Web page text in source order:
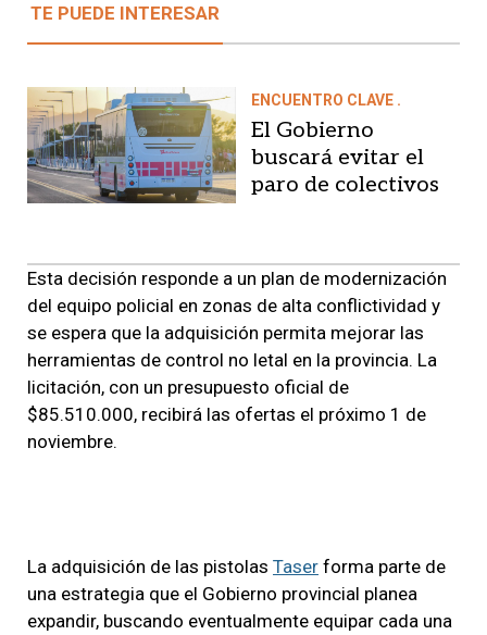
TE PUEDE INTERESAR
ENCUENTRO CLAVE .
El Gobierno
buscará evitar el
paro de colectivos
Esta decisión responde a un plan de modernización
del equipo policial en zonas de alta conflictividad y
se espera que la adquisición permita mejorar las
herramientas de control no letal en la provincia. La
licitación, con un presupuesto oficial de
$85.510.000, recibirá las ofertas el próximo 1 de
noviembre.
La adquisición de las pistolas Taser forma parte de
una estrategia que el Gobierno provincial planea
expandir, buscando eventualmente equipar cada una